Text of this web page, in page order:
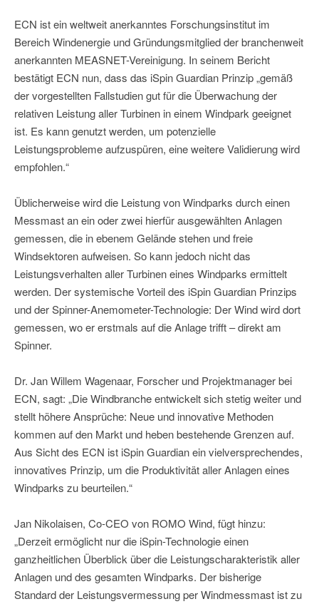
ECN ist ein weltweit anerkanntes Forschungsinstitut im
Bereich Windenergie und Gründungsmitglied der branchenweit
anerkannten MEASNET-Vereinigung. In seinem Bericht
bestätigt ECN nun, dass das iSpin Guardian Prinzip „gemäß
der vorgestellten Fallstudien gut für die Überwachung der
relativen Leistung aller Turbinen in einem Windpark geeignet
ist. Es kann genutzt werden, um potenzielle
Leistungsprobleme aufzuspüren, eine weitere Validierung wird
empfohlen.“
Üblicherweise wird die Leistung von Windparks durch einen
Messmast an ein oder zwei hierfür ausgewählten Anlagen
gemessen, die in ebenem Gelände stehen und freie
Windsektoren aufweisen. So kann jedoch nicht das
Leistungsverhalten aller Turbinen eines Windparks ermittelt
werden. Der systemische Vorteil des iSpin Guardian Prinzips
und der Spinner-Anemometer-Technologie: Der Wind wird dort
gemessen, wo er erstmals auf die Anlage trifft – direkt am
Spinner.
Dr. Jan Willem Wagenaar, Forscher und Projektmanager bei
ECN, sagt: „Die Windbranche entwickelt sich stetig weiter und
stellt höhere Ansprüche: Neue und innovative Methoden
kommen auf den Markt und heben bestehende Grenzen auf.
Aus Sicht des ECN ist iSpin Guardian ein vielversprechendes,
innovatives Prinzip, um die Produktivität aller Anlagen eines
Windparks zu beurteilen.“
Jan Nikolaisen, Co-CEO von ROMO Wind, fügt hinzu:
„Derzeit ermöglicht nur die iSpin-Technologie einen
ganzheitlichen Überblick über die Leistungscharakteristik aller
Anlagen und des gesamten Windparks. Der bisherige
Standard der Leistungsvermessung per Windmessmast ist zu